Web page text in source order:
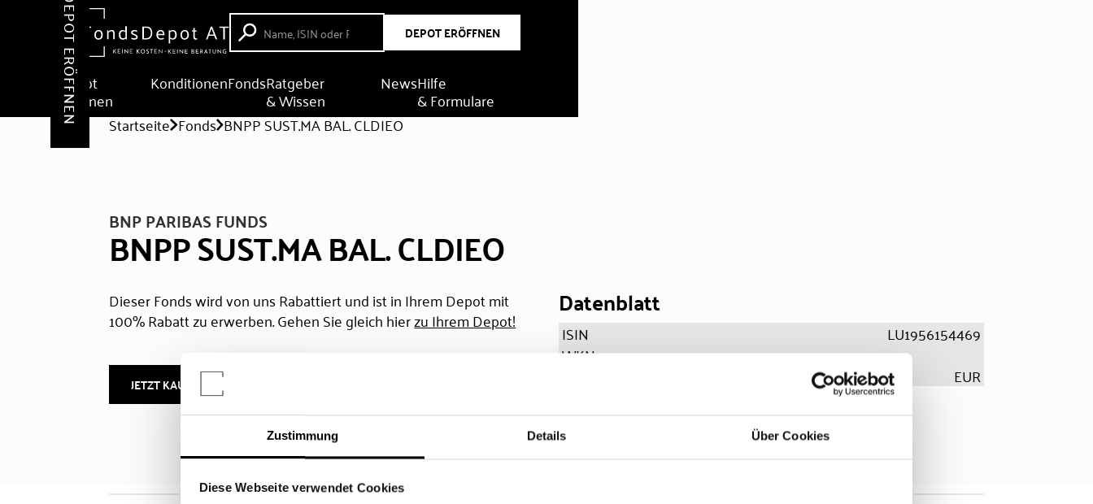
Zustimmung Details Über Cookies
Diese Webseite verwendet Cookies
DEPOT ERÖFFNEN
Depot
eröffnen
KonditionenFondsRatgeber
& Wissen
NewsHilfe
& Formulare
DEPOT ERÖFFNEN Startseite Fonds BNPP SUST.MA BAL. CLDIEO
BNP PARIBAS FUNDS
BNPP SUST.MA BAL. CLDIEO
Dieser Fonds wird von uns Rabattiert und ist in Ihrem Depot mit
100% Rabatt zu erwerben. Gehen Sie gleich hierzu Ihrem Depot!
JETZT KAUFEN
Datenblatt
ISIN
LU1956154469
WKN
EUR